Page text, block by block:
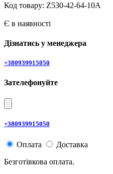
Код товару: Z530-42-64-10A
Є в наявності
Дізнатись у менеджера
+380939915050
Зателефонуйте
+380939915050
Оплата
Доставка
Безготівкова оплата.